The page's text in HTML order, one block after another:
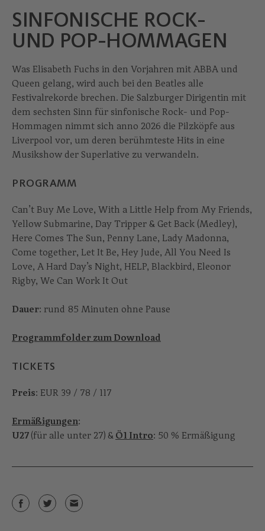
SINFONISCHE ROCK-
UND POP-HOMMAGEN
Was Elisabeth Fuchs in den Vorjahren mit ABBA und
Queen gelang, wird auch bei den Beatles alle
Festivalrekorde brechen. Die Salzburger Dirigentin mit
dem sechsten Sinn für sinfonische Rock- und Pop-
Hommagen nimmt sich anno 2026 die Pilzköpfe aus
Liverpool vor, um deren berühmteste Hits in eine
Musikshow der Superlative zu verwandeln.
PROGRAMM
Can’t Buy Me Love, With a Little Help from My Friends,
Yellow Submarine, Day Tripper & Get Back (Medley),
Here Comes The Sun, Penny Lane, Lady Madonna,
Come together, Let It Be, Hey Jude, All You Need Is
Love, A Hard Day’s Night, HELP, Blackbird, Eleonor
Rigby, We Can Work It Out
Dauer: rund 85 Minuten ohne Pause
Programmfolder zum Download
TICKETS
Preis: EUR 39 / 78 / 117
Ermäßigungen:
U27 (für alle unter 27) & Ö1 Intro: 50 % Ermäßigung